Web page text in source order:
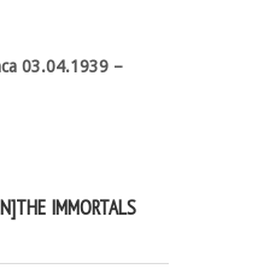
03.04.1939 –
IMMORTALS